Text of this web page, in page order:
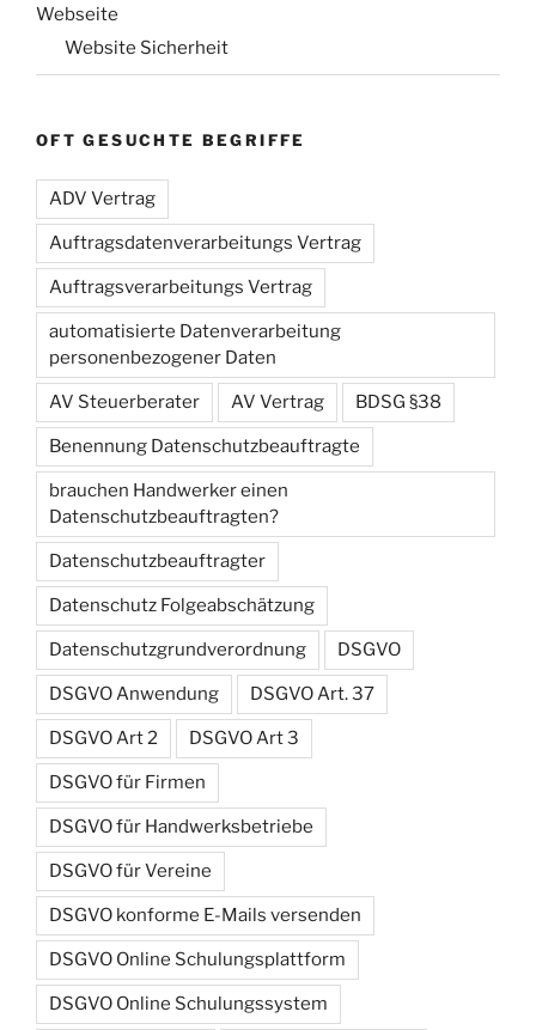
Webseite
Website Sicherheit
OFT GESUCHTE BEGRIFFE
ADV Vertrag
Auftragsdatenverarbeitungs Vertrag
Auftragsverarbeitungs Vertrag
automatisierte Datenverarbeitung
personenbezogener Daten
AV Steuerberater AV Vertrag BDSG §38
Benennung Datenschutzbeauftragte
brauchen Handwerker einen
Datenschutzbeauftragten?
Datenschutzbeauftragter
Datenschutz Folgeabschätzung
Datenschutzgrundverordnung DSGVO
DSGVO Anwendung DSGVO Art. 37
DSGVO Art 2 DSGVO Art 3
DSGVO für Firmen
DSGVO für Handwerksbetriebe
DSGVO für Vereine
DSGVO konforme E-Mails versenden
DSGVO Online Schulungsplattform
DSGVO Online Schulungssystem